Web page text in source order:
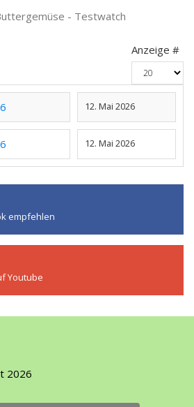
- Testwatch
Anzeige #
12. Mai 2026
12. Mai 2026
empfehlen
Youtube
2026